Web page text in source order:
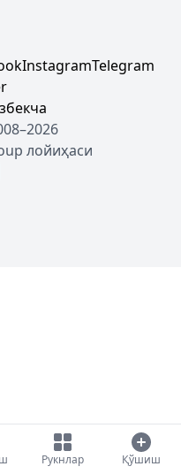
InstagramTelegram
лойиҳаси
Рукнлар Қўшиш